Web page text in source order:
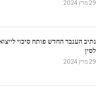
29 מרץ 2024
נתיב הענבר החדש פותח סיכוי לייצוא
לסין
29 מרץ 2024